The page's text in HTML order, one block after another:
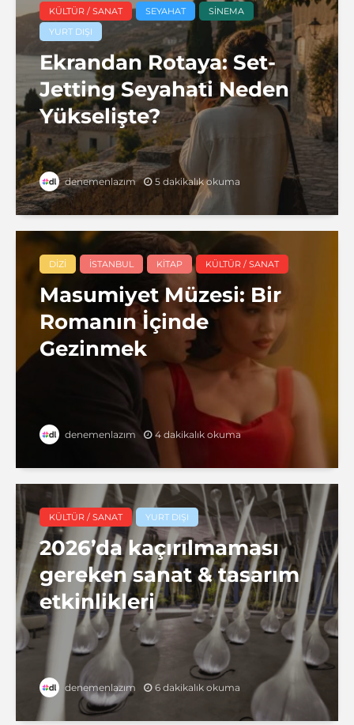
KÜLTÜR / SANAT SEYAHAT
SINEMA
YURT DIŞI
Ekrandan Rotaya: Set-
Jetting Seyahati Neden
Yükselişte?
denemenlazım 5 dakikalık okuma
DIZI İSTANBUL KITAP KÜLTÜR / SANAT
Masumiyet Müzesi: Bir
Romanın İçinde
Gezinmek
denemenlazım 4 dakikalık okuma
KÜLTÜR / SANAT YURT DIŞI
2026’da kaçırılmaması
gereken sanat & tasarım
etkinlikleri
denemenlazım 6 dakikalık okuma